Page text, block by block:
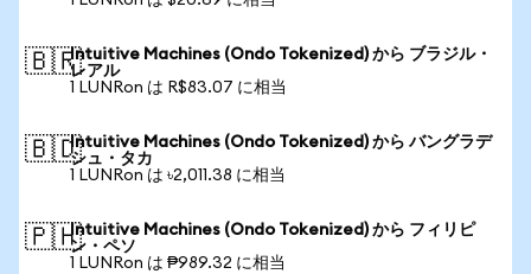
🇧🇷Intuitive Machines (Ondo Tokenized) から ブラジル・
レアル
1 LUNRon は R$83.07 に相当
🇧🇩Intuitive Machines (Ondo Tokenized) から バングラデ
シュ・タカ
1 LUNRon は ৳2,011.38 に相当
🇵🇭Intuitive Machines (Ondo Tokenized) から フィリピ
ン・ペソ
1 LUNRon は ₱989.32 に相当